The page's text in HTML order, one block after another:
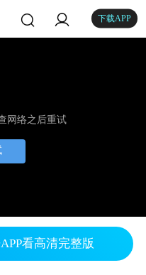
下载APP
网络之后重试
看高清完整版